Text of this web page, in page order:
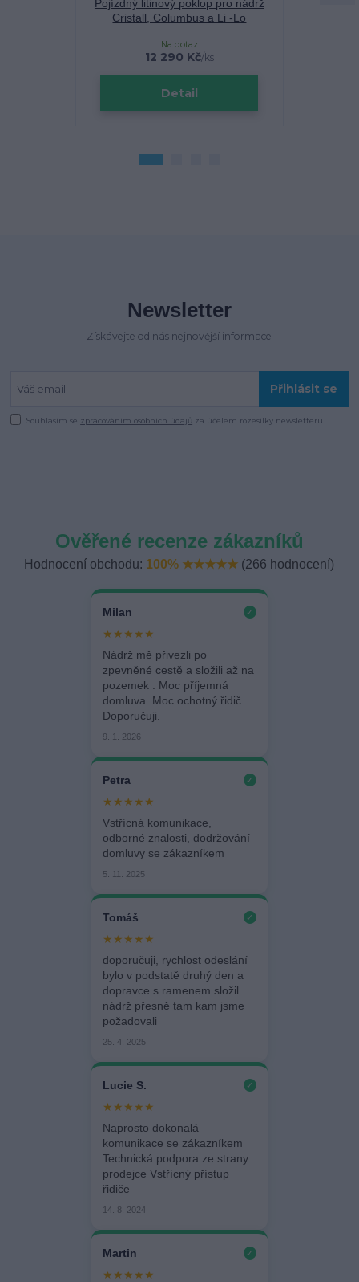
Pojízdný litinový poklop pro nádrž
Cristall, Columbus a Li -Lo
12 290 Kč/ks
Na dotaz
Detail
Newsletter
Získávejte od nás nejnovější informace
Přihlásit se
Souhlasím se zpracováním osobních údajů za účelem rozesílky newsletteru.
Ověřené recenze zákazníků
Hodnocení obchodu: 100% ★★★★★ (266 hodnocení)
Milan ✓
★★★★★
Nádrž mě přivezli po
zpevněné cestě a složili až na
pozemek . Moc příjemná
domluva. Moc ochotný řidič.
Doporučuji.
9. 1. 2026
Petra ✓
★★★★★
Vstřícná komunikace,
odborné znalosti, dodržování
domluvy se zákazníkem
5. 11. 2025
Tomáš ✓
★★★★★
doporučuji, rychlost odeslání
bylo v podstatě druhý den a
dopravce s ramenem složil
nádrž přesně tam kam jsme
požadovali
25. 4. 2025
Lucie S. ✓
★★★★★
Naprosto dokonalá
komunikace se zákazníkem
Technická podpora ze strany
prodejce Vstřícný přístup
řidiče
14. 8. 2024
Martin ✓
★★★★★